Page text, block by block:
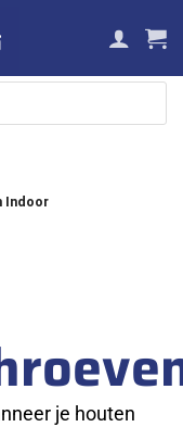
Indoor
je houten